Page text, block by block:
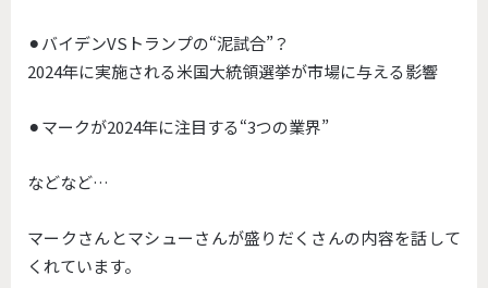
⚫︎バイデンVSトランプの“泥試合”？
2024年に実施される米国大統領選挙が市場に与える影響
⚫︎マークが2024年に注目する“3つの業界”
などなど…
マークさんとマシューさんが盛りだくさんの内容を話して
くれています。